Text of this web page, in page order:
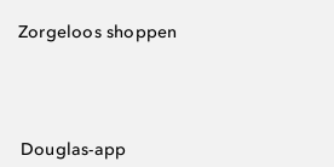
Zorgeloos shoppen
Douglas-app